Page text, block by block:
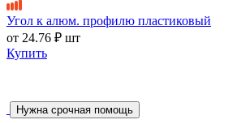
Угол к алюм. профилю пластиковый
от 24.76 ₽ шт
Купить
Нужна срочная помощь